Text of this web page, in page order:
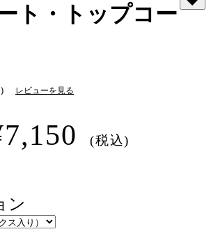
ト・トップコー
レビューを見る
(税込)
ン